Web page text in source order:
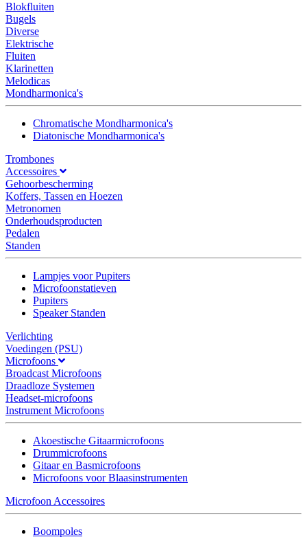
Blokfluiten
Bugels
Diverse
Elektrische
Fluiten
Klarinetten
Melodicas
Mondharmonica's
Chromatische Mondharmonica's
Diatonische Mondharmonica's
Trombones
Accessoires
Gehoorbescherming
Koffers, Tassen en Hoezen
Metronomen
Onderhoudsproducten
Pedalen
Standen
Lampjes voor Pupiters
Microfoonstatieven
Pupiters
Speaker Standen
Verlichting
Voedingen (PSU)
Microfoons
Broadcast Microfoons
Draadloze Systemen
Headset-microfoons
Instrument Microfoons
Akoestische Gitaarmicrofoons
Drummicrofoons
Gitaar en Basmicrofoons
Microfoons voor Blaasinstrumenten
Microfoon Accessoires
Boompoles